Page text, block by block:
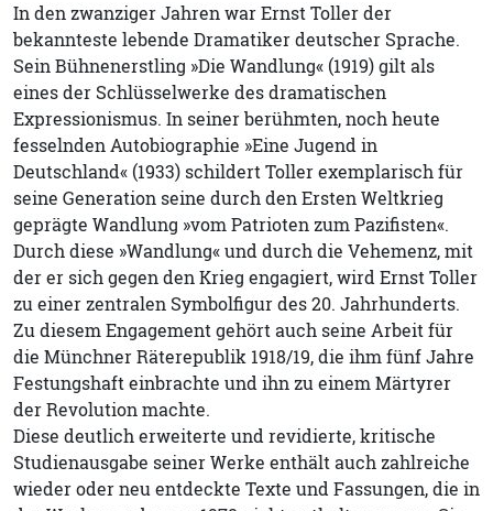
In den zwanziger Jahren war Ernst Toller der
bekannteste lebende Dramatiker deutscher Sprache.
Sein Bühnenerstling »Die Wandlung« (1919) gilt als
eines der Schlüsselwerke des dramatischen
Expressionismus. In seiner berühmten, noch heute
fesselnden Autobiographie »Eine Jugend in
Deutschland« (1933) schildert Toller exemplarisch für
seine Generation seine durch den Ersten Weltkrieg
geprägte Wandlung »vom Patrioten zum Pazifisten«.
Durch diese »Wandlung« und durch die Vehemenz, mit
der er sich gegen den Krieg engagiert, wird Ernst Toller
zu einer zentralen Symbolfigur des 20. Jahrhunderts.
Zu diesem Engagement gehört auch seine Arbeit für
die Münchner Räterepublik 1918/19, die ihm fünf Jahre
Festungshaft einbrachte und ihn zu einem Märtyrer
der Revolution machte.
Diese deutlich erweiterte und revidierte, kritische
Studienausgabe seiner Werke enthält auch zahlreiche
wieder oder neu entdeckte Texte und Fassungen, die in